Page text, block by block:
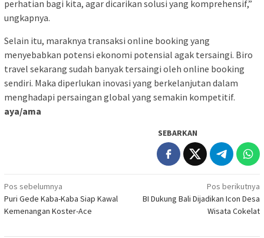
perhatian bagi kita, agar dicarikan solusi yang komprehensif,”
ungkapnya.
Selain itu, maraknya transaksi online booking yang
menyebabkan potensi ekonomi potensial agak tersaingi. Biro
travel sekarang sudah banyak tersaingi oleh online booking
sendiri. Maka diperlukan inovasi yang berkelanjutan dalam
menghadapi persaingan global yang semakin kompetitif.
aya/ama
SEBARKAN
Navigasi
pos
Pos sebelumnya
Puri Gede Kaba-Kaba Siap Kawal
Kemenangan Koster-Ace
Pos berikutnya
BI Dukung Bali Dijadikan Icon Desa
Wisata Cokelat